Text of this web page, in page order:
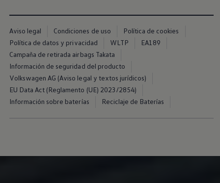
Aviso legal Condiciones de uso
Política de cookies
Política de datos y privacidad
WLTP
EA189
Campaña de retirada airbags Takata
Información de seguridad del producto
Volkswagen AG (Aviso legal y textos jurídicos)
EU Data Act (Reglamento (UE) 2023/2854)
Información sobre baterías
Reciclaje de Baterías